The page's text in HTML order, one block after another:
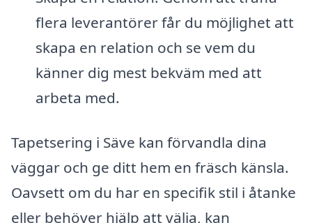
flera leverantörer får du möjlighet att
skapa en relation och se vem du
känner dig mest bekväm med att
arbeta med.
Tapetsering i Säve kan förvandla dina
väggar och ge ditt hem en fräsch känsla.
Oavsett om du har en specifik stil i åtanke
eller behöver hjälp att välja, kan